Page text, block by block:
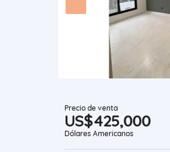
Precio de venta
US$425,000
Dólares Americanos